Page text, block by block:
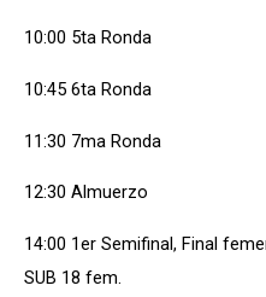
10:00 5ta Ronda
10:45 6ta Ronda
11:30 7ma Ronda
12:30 Almuerzo
14:00 1er Semifinal, Final
SUB 18 fem.